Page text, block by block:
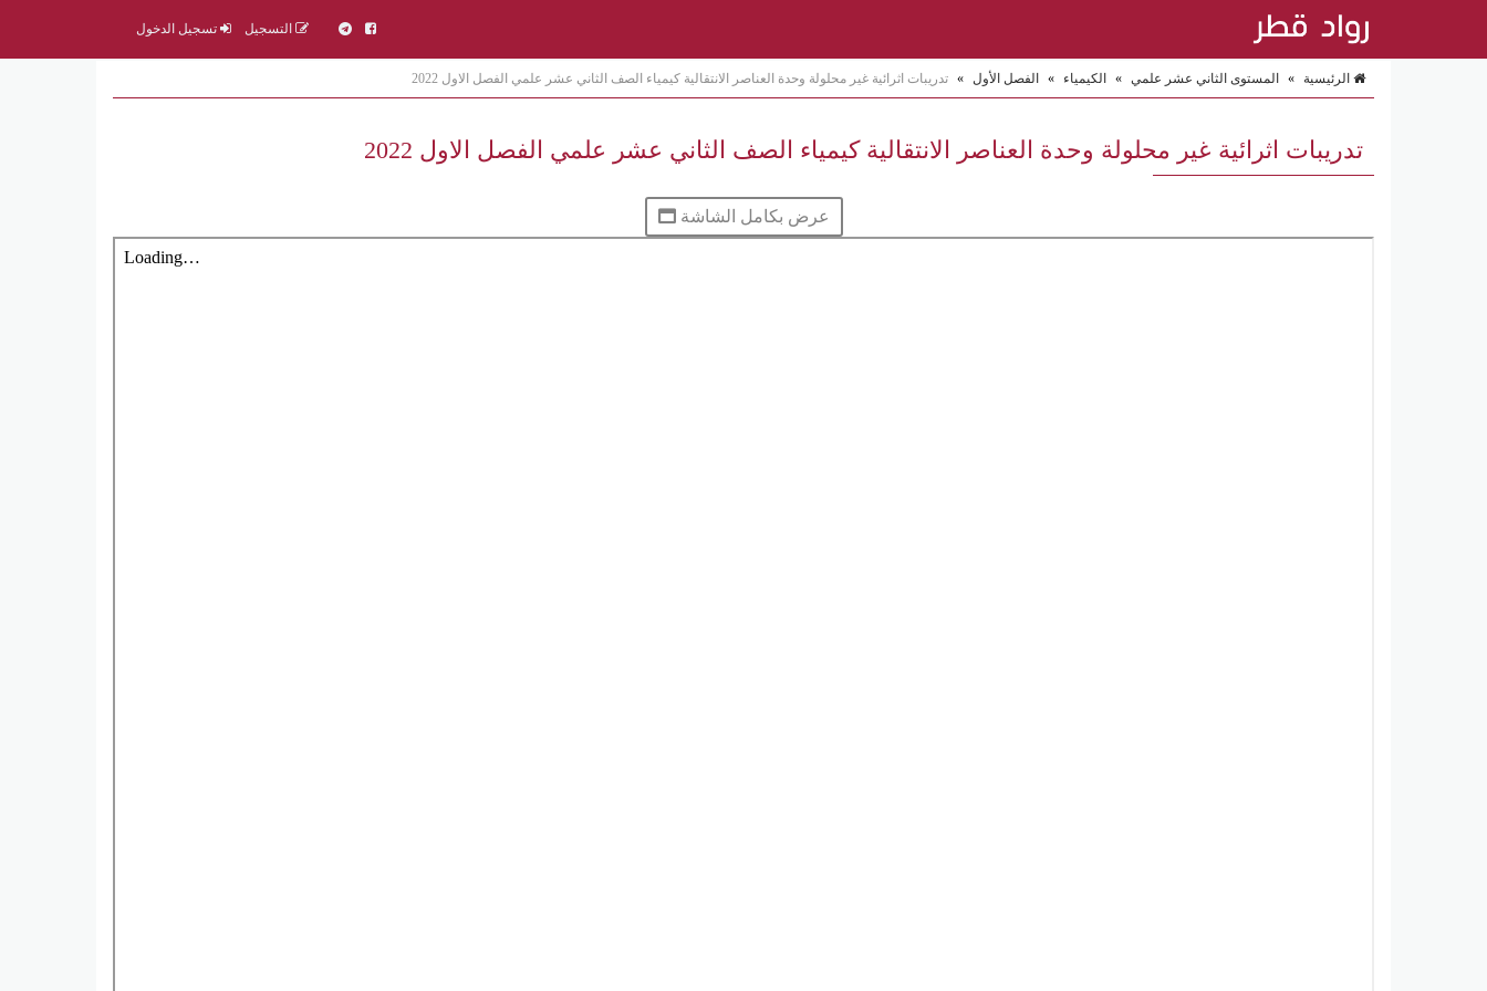
التسجيل تسجيل الدخول
الرئيسية » المستوى الثاني عشر علمي » الكيمياء » الفصل الأول » تدريبات اثرائية غير محلولة وحدة العناصر الانتقالية كيمياء الصف الثاني عشر علمي الفصل الاول 2022
تدريبات اثرائية غير محلولة وحدة العناصر الانتقالية كيمياء الصف الثاني عشر علمي الفصل الاول 2022
عرض بكامل الشاشة